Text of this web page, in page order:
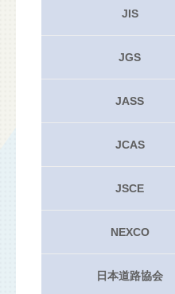
JIS
JGS
JASS
JCAS
JSCE
NEXCO
日本道路協会